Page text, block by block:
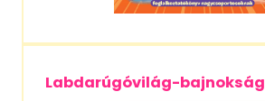
Labdarúgóvilág-bajnokság